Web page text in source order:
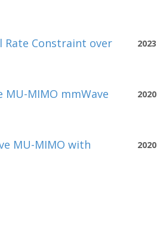
2023
Rate Constraint over
2020
MIMO mmWave
2020
MU-MIMO with